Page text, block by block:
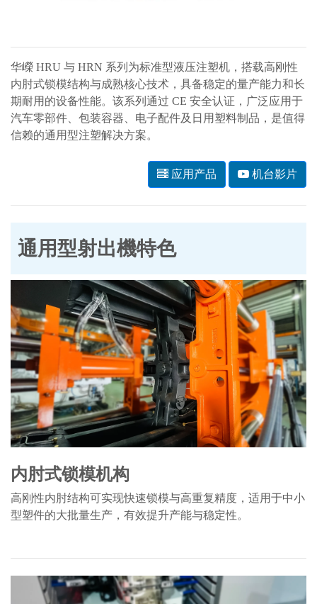
华嶸 HRU 与 HRN 系列为标准型液压注塑机，搭载高刚性
内肘式锁模结构与成熟核心技术，具备稳定的量产能力和长
期耐用的设备性能。该系列通过 CE 安全认证，广泛应用于
汽车零部件、包装容器、电子配件及日用塑料制品，是值得
信赖的通用型注塑解决方案。
应用产品 机台影片
通用型射出機特色
内肘式锁模机构
高刚性内肘结构可实现快速锁模与高重复精度，适用于中小
型塑件的大批量生产，有效提升产能与稳定性。